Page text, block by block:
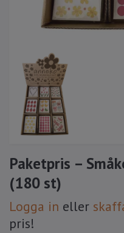
Paketpris –
(180 st)
Logga in eller
pris!